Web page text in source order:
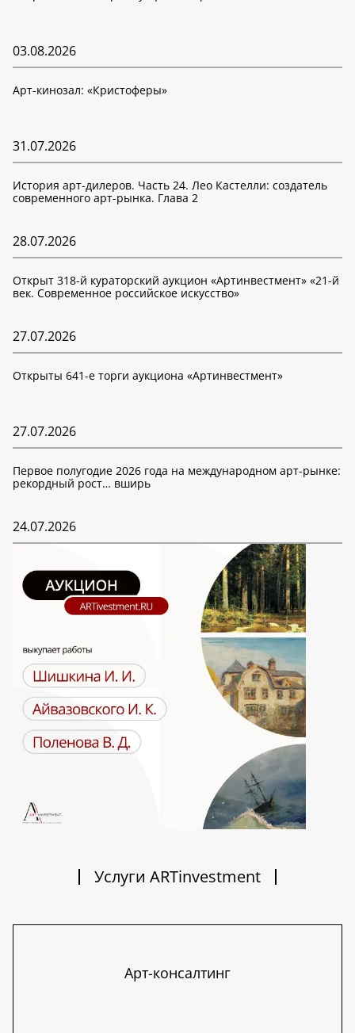
03.08.2026
Арт-кинозал: «Кристоферы»
31.07.2026
История арт-дилеров. Часть 24. Лео Кастелли: создатель
современного арт-рынка. Глава 2
28.07.2026
Открыт 318-й кураторский аукцион «Артинвестмент» «21-й
век. Современное российское искусство»
27.07.2026
Открыты 641-е торги аукциона «Артинвестмент»
27.07.2026
Первое полугодие 2026 года на международном арт-рынке:
рекордный рост… вширь
24.07.2026
Услуги ARTinvestment
Арт-консалтинг